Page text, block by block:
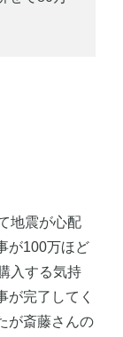
地震が心配
が100万ほど
入する気持
が完了してく
が斎藤さんの